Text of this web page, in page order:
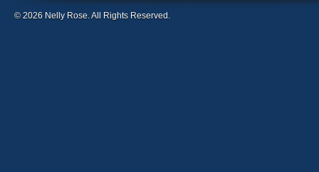
© 2026 Nelly Rose. All Rights Reserved.